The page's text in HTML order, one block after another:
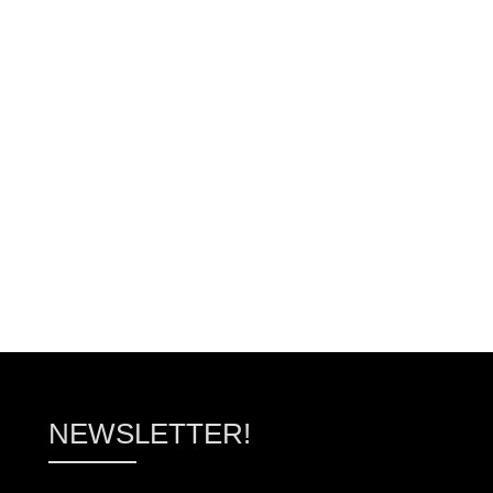
NEWSLETTER!